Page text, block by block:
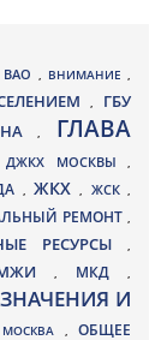
ВАО , ВНИМАНИЕ ,
, ГБУ
, ГЛАВА
ДЖКХ МОСКВЫ ,
, ЖКХ, ЖСК,
РЕМОНТ ,
РЕСУРСЫ,
, МКД ,
И
,ОБЩЕЕ